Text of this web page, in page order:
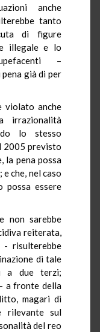
anche
tanto
di figure
illegale e lo
–
già di per
violato anche
irrazionalità
lo stesso
2005 previsto
la pena possa
che, nel caso
possa essere
non sarebbe
reiterata,
- risulterebbe
di tale
a due terzi;
a fronte della
magari di
rilevante sul
del reo